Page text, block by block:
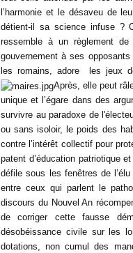
l’harmonie et le désaveu de
détient-il sa science infuse ?
ressemble à un règlement
gouvernement à ses
les romains, adore les jeux
Après, elle peut
unique et l’égare dans des
survivre au paradoxe de
ou sans isoloir, le poids des
contre l’intérêt collectif pour
patent d’éducation patriotique
défile sous les fenêtres de
entre ceux qui parlent le
discours du Nouvel An
de corriger cette fausse
désobéissance civile sur les
dotations, non cumul des